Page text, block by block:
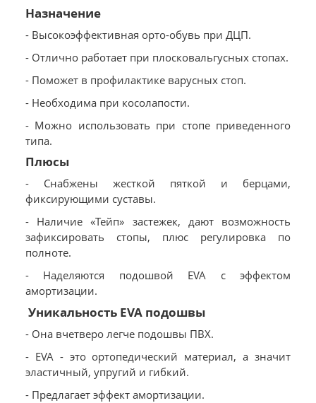
Назначение
- Высокоэффективная орто-обувь при ДЦП.
- Отлично работает при плосковальгусных стопах.
- Поможет в профилактике варусных стоп.
- Необходима при косолапости.
- Можно использовать при стопе приведенного
типа.
Плюсы
- Снабжены жесткой пяткой и берцами,
фиксирующими суставы.
- Наличие «Тейп» застежек, дают возможность
зафиксировать стопы, плюс регулировка по
полноте.
- Наделяются подошвой EVA с эффектом
амортизации.
Уникальность EVA подошвы
- Она вчетверо легче подошвы ПВХ.
- EVA - это ортопедический материал, а значит
эластичный, упругий и гибкий.
- Предлагает эффект амортизации.